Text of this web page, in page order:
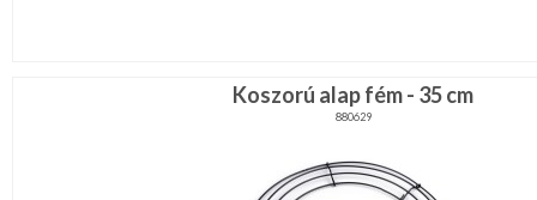
Koszorú alap fém - 35 cm
880629